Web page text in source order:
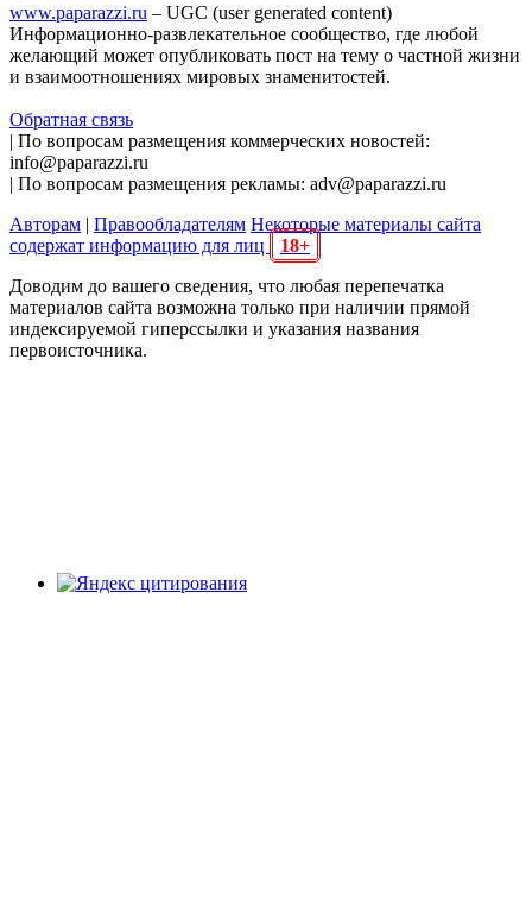
www.paparazzi.ru – UGC (user generated content)
Информационно-развлекательное сообщество, где любой
желающий может опубликовать пост на тему о частной жизни
и взаимоотношениях мировых знаменитостей.
Обратная связь
| По вопросам размещения коммерческих новостей:
info@paparazzi.ru
| По вопросам размещения рекламы: adv@paparazzi.ru
Авторам | Правообладателям Некоторые материалы сайта
содержат информацию для лиц
18+
Доводим до вашего сведения, что любая перепечатка
материалов сайта возможна только при наличии прямой
индексируемой гиперссылки и указания названия
первоисточника.